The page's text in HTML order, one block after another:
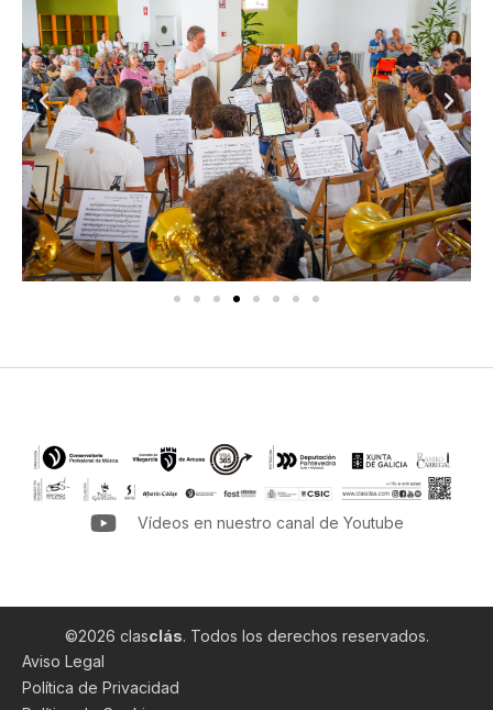
Vídeos en nuestro canal de Youtube
©2026 clasclás. Todos los derechos reservados.
Aviso Legal
Política de Privacidad